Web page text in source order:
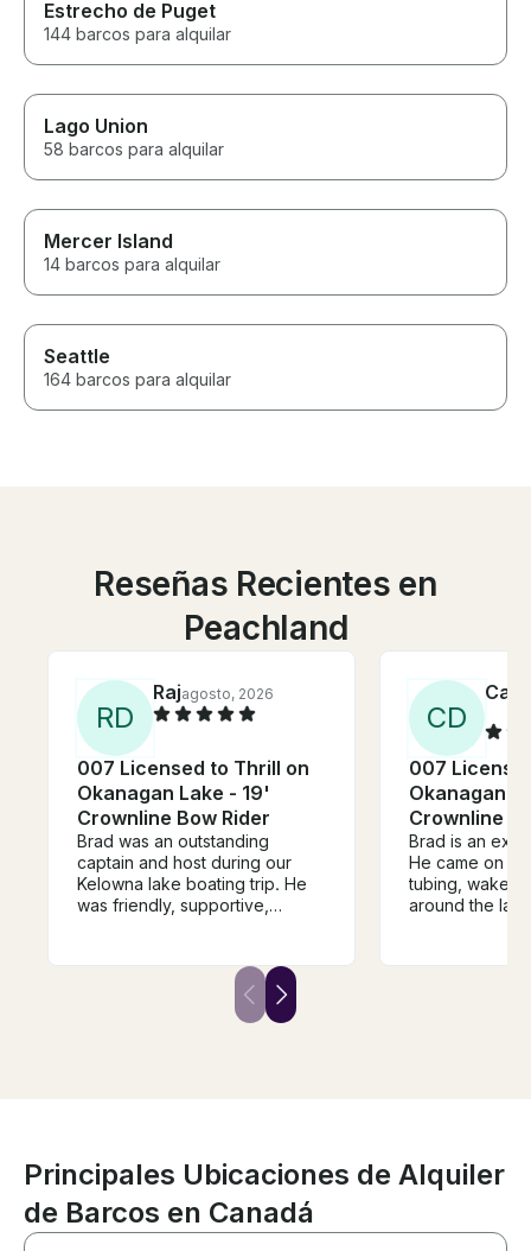
Estrecho de Puget
144 barcos para alquilar
Lago Union
58 barcos para alquilar
Mercer Island
14 barcos para alquilar
Seattle
164 barcos para alquilar
Reseñas Recientes en
Peachland
RD
Rajagosto, 2026
007 Licensed to Thrill on
Okanagan Lake - 19'
Crownline Bow Rider
Brad was an outstanding
captain and host during our
Kelowna lake boating trip. He
was friendly, supportive,
time. The experience was fun,
safe, and memorable. Highly
recommend Brad for anyone
CD
007
Okanagan
Crownline
Brad is an
He came on
tubing,
around the
Great boat for
Principales Ubicaciones de Alquiler
de Barcos en Canadá